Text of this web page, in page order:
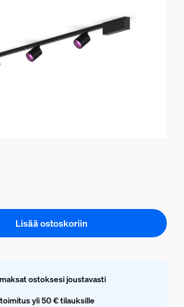
Lisää ostoskoriin
ostoksesi joustavasti
yli 50 € tilauksille